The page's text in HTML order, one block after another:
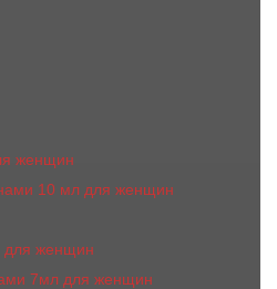
женщин
10 мл для женщин
женщин
7мл для женщин